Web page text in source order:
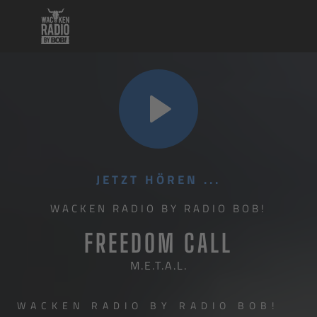
JETZT HÖREN ...
WACKEN RADIO BY RADIO BOB!
FREEDOM CALL
M.E.T.A.L.
WACKEN RADIO BY RADIO BOB!